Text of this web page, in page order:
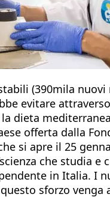
(390mila
evitare
dieta
offerta dalla
si apre il 25
che studia
in Italia. I
sforzo